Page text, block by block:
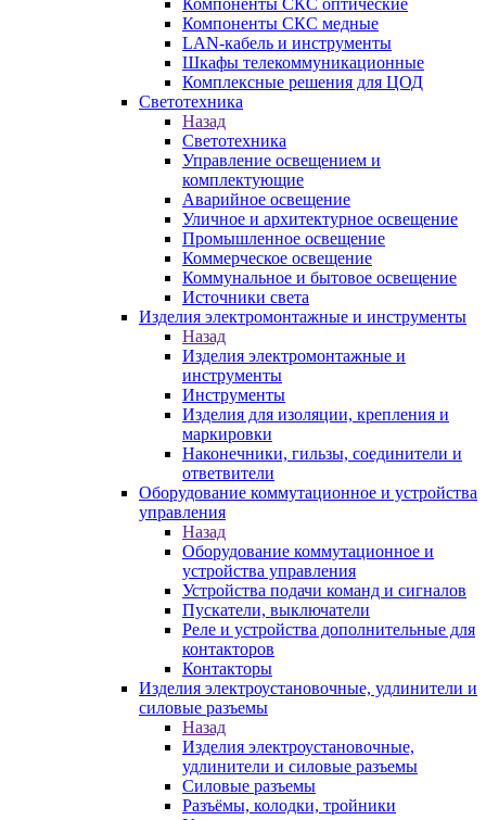
Компоненты СКС оптические
Компоненты СКС медные
LAN-кабель и инструменты
Шкафы телекоммуникационные
Комплексные решения для ЦОД
Светотехника
Назад
Светотехника
Управление освещением и
комплектующие
Аварийное освещение
Уличное и архитектурное освещение
Промышленное освещение
Коммерческое освещение
Коммунальное и бытовое освещение
Источники света
Изделия электромонтажные и инструменты
Назад
Изделия электромонтажные и
инструменты
Инструменты
Изделия для изоляции, крепления и
маркировки
Наконечники, гильзы, соединители и
ответвители
Оборудование коммутационное и устройства
управления
Назад
Оборудование коммутационное и
устройства управления
Устройства подачи команд и сигналов
Пускатели, выключатели
Реле и устройства дополнительные для
контакторов
Контакторы
Изделия электроустановочные, удлинители и
силовые разъемы
Назад
Изделия электроустановочные,
удлинители и силовые разъемы
Силовые разъемы
Разъёмы, колодки, тройники